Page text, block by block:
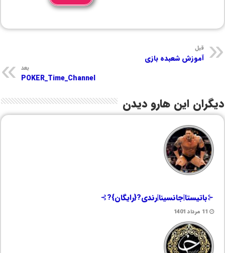
قبل
آموزش شعبده بازی
بعد
POKER_Time_Channel
دیگران این هارو دیدن
⊰باتیستا|جانسینا|رندی?{رایگان}?⊱
11 مرداد 1401